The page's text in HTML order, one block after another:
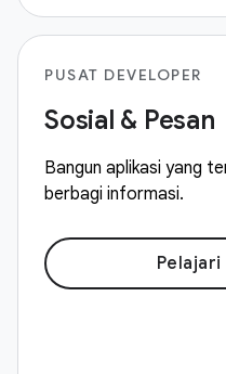
PUSAT DEVELOPER
Sosial & Pesan
Bangun aplikasi yang
berbagi informasi.